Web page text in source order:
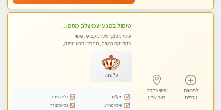
לפרטים
נוספים
עיסוי בדרום
באר שבע
טיפול במגע שמשלב מספר טכניקות עיסויים. מומלץ מאוד !!!
עיסוי מפנק, עיסוי מקצועי, עיסוי
בקלניקה פרטית, מתחמי ספא מפנק,
פלטינה
מקלחת
חניה חינם
עיסוי מרגיע
נקי ומסודר